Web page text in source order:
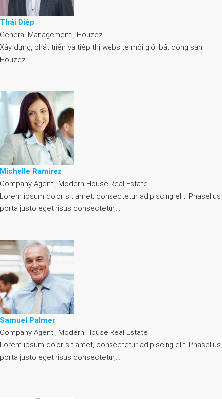
Thái Diệp
General Management , Houzez
Xây dựng, phát triển và tiếp thị website môi giới bất động sản
Houzez…
Michelle Ramirez
Company Agent , Modern House Real Estate
Lorem ipsum dolor sit amet, consectetur adipiscing elit. Phasellus
porta justo eget risus consectetur,…
Samuel Palmer
Company Agent , Modern House Real Estate
Lorem ipsum dolor sit amet, consectetur adipiscing elit. Phasellus
porta justo eget risus consectetur,…